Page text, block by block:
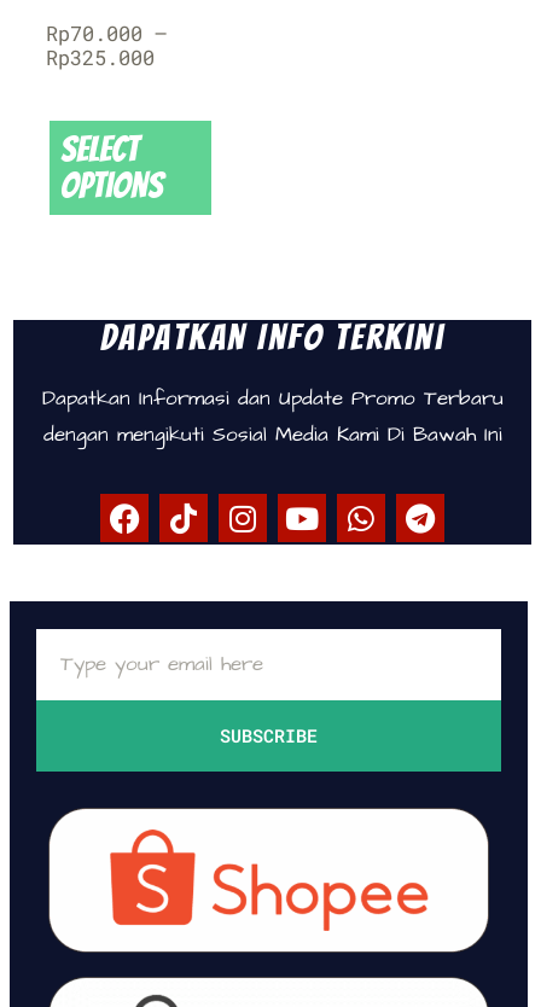
Rp70.000 –
Rp325.000
Select
options
Dapatkan Info Terkini
Dapatkan Informasi dan Update Promo Terbaru
dengan mengikuti Sosial Media Kami Di Bawah Ini
SUBSCRIBE